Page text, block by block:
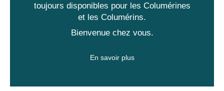
toujours disponibles pour les Columérines
et les Columérins.
Bienvenue chez vous.
En savoir plus